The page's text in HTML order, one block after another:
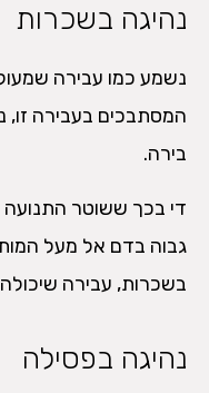
נהיגה בשכרות
נשמע כמו עבירה
המסתבכים בעבירה זו,
בירה.
די בכך ששוטר התנועה
גבוה בדם אל מעל
בשכרות, עבירה
נהיגה בפסילה